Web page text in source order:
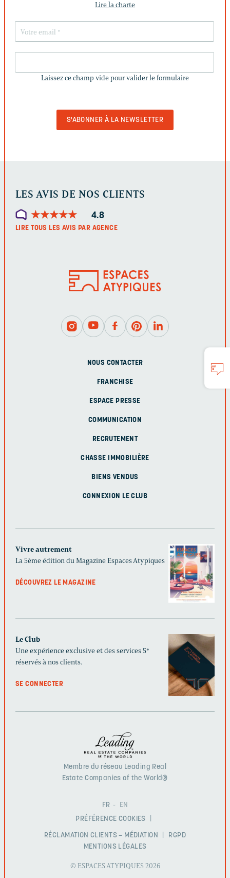
Lire la charte
CHAMP
Laissez ce champ vide pour valider le formulaire
LES AVIS DE NOS CLIENTS
★★★★★
★★★★★ 4.8
LIRE TOUS LES AVIS PAR AGENCE
NOUS CONTACTER
FRANCHISE
ESPACE PRESSE
COMMUNICATION
RECRUTEMENT
CHASSE IMMOBILIÈRE
BIENS VENDUS
CONNEXION LE CLUB
Vivre autrement
La 5ème édition du Magazine Espaces Atypiques
DÉCOUVREZ LE MAGAZINE
Le Club
Une expérience exclusive et des services 5*
réservés à nos clients.
SE CONNECTER
Membre du réseau Leading Real
Estate Companies of the World®
FR
EN
PRÉFÉRENCE COOKIES
RÉCLAMATION CLIENTS – MÉDIATION
RGPD
MENTIONS LÉGALES
© ESPACES ATYPIQUES 2026